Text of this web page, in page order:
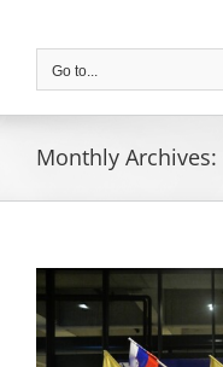
contentGo to...
Monthly Archives: